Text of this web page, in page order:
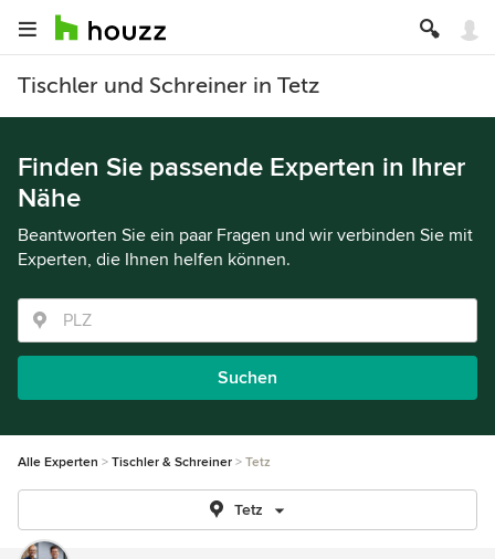
Tischler und Schreiner in Tetz
Finden Sie passende Experten in Ihrer
Nähe
Beantworten Sie ein paar Fragen und wir verbinden Sie mit
Experten, die Ihnen helfen können.
Suchen
Alle Experten Tischler & Schreiner Tetz
Tetz